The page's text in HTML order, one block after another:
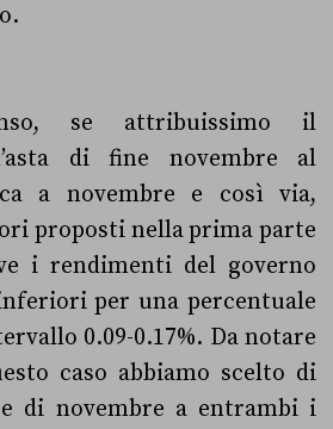
se attribuissimo il
di fine novembre al
a novembre e così via,
proposti nella prima parte
i rendimenti del governo
per una percentuale
0.09-0.17%. Da notare
caso abbiamo scelto di
di novembre a entrambi i